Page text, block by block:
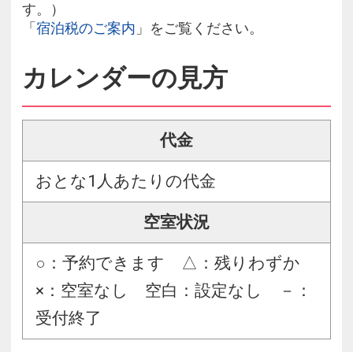
す。）
「 宿泊税のご案内 」をご覧ください。
カレンダーの見方
代金
おとな1人あたりの代金
空室状況
○：予約できます △：残りわずか
×：空室なし 空白：設定なし －：
受付終了